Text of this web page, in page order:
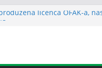
licenca OFAK-a,
optužbe Vlade FBiH i